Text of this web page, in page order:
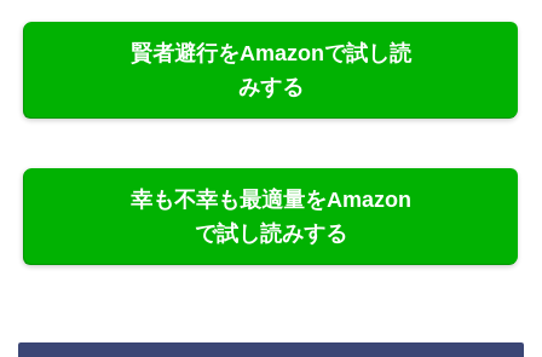
賢者避行をAmazonで試し読
みする
幸も不幸も最適量をAmazon
で試し読みする